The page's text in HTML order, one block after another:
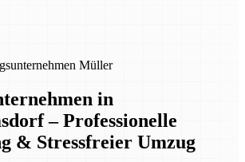
Müller
in
– Professionelle
& Stressfreier Umzug